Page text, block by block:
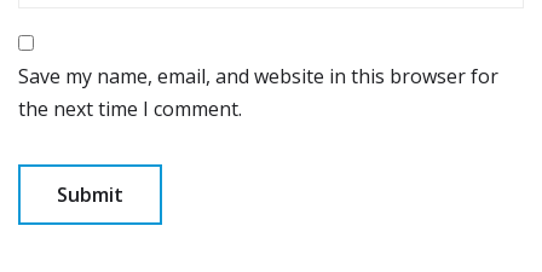
Save my name, email, and website in this browser for
the next time I comment.